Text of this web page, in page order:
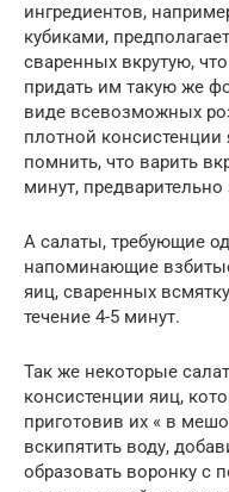
ингредиентов,
кубиками,
сваренных вкрутую,
придать им такую же
виде всевозможных
плотной консистенции
помнить, что варить
минут,
А салаты, требующие
напоминающие
яиц, сваренных
течение 4-5 минут.
Так же некоторые
консистенции яиц,
приготовив их « в
вскипятить воду,
образовать воронку